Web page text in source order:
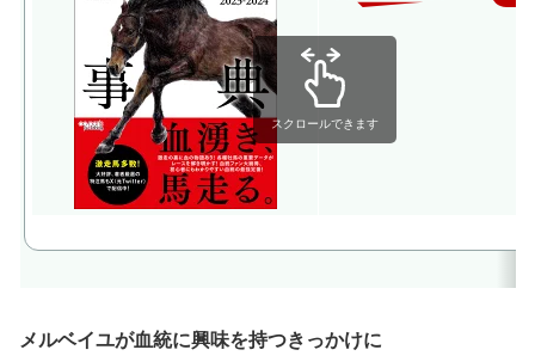
スクロールできます
メルベイユが血統に興味を持つきっかけに